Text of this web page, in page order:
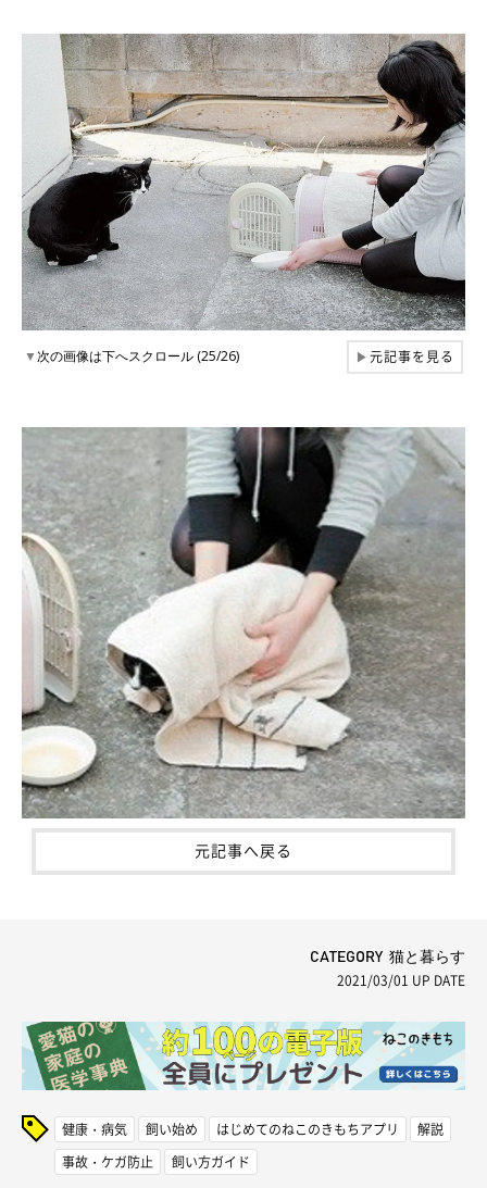
▼次の画像は下へスクロール (25/26) ▶元記事を見る
元記事へ戻る
CATEGORY 猫と暮らす
2021/03/01 UP DATE
健康・病気 飼い始め はじめてのねこのきもちアプリ
解説
事故・ケガ防止
飼い方ガイド